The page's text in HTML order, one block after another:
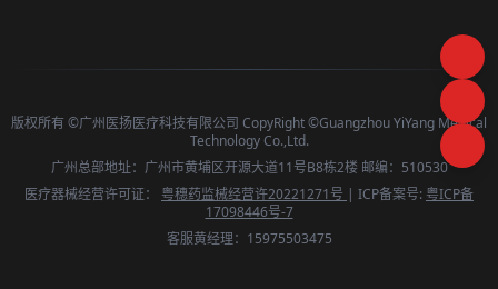
版权所有 ©广州医扬医疗科技有限公司 CopyRight ©Guangzhou YiYang Medical
Technology Co.,Ltd.
广州总部地址：广州市黄埔区开源大道11号B8栋2楼 邮编：510530
医疗器械经营许可证： 粤穗药监械经营许20221271号 | ICP备案号: 粤ICP备
17098446号-7
客服黄经理：15975503475